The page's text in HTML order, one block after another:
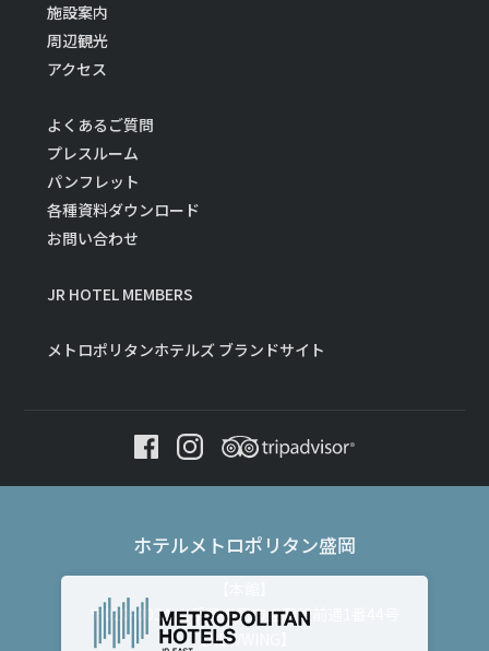
施設案内
周辺観光
アクセス
よくあるご質問
プレスルーム
パンフレット
各種資料ダウンロード
お問い合わせ
JR HOTEL MEMBERS
メトロポリタンホテルズ ブランドサイト
ホテルメトロポリタン盛岡
〒020-0034 岩手県盛岡市盛岡駅前通1番44号
【NEWWING】